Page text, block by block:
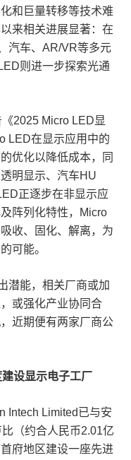
和巨量转移等技术难
来相关进展显著：在
汽车、AR/VR等多元
则进一步探索光通
2025 Micro LED显
LED在显示应用中的
优化以降低成本，同
明显示、汽车HU
正逐步在非显示应
阵列化特性，Micro
收、固化、解离，为
可能。
潜能，相关厂商或加
或强化产业协同合
近期便有两家厂商公
设显示电子工厂
Intech Limited已与安
（约合人民币2.01亿
府地区建设一座先进